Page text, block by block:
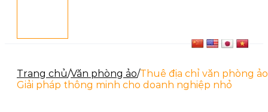
Trang chủ/Văn phòng ảo/Thuê địa chỉ văn phòng
Giải pháp thông minh cho doanh nghiệp nhỏ